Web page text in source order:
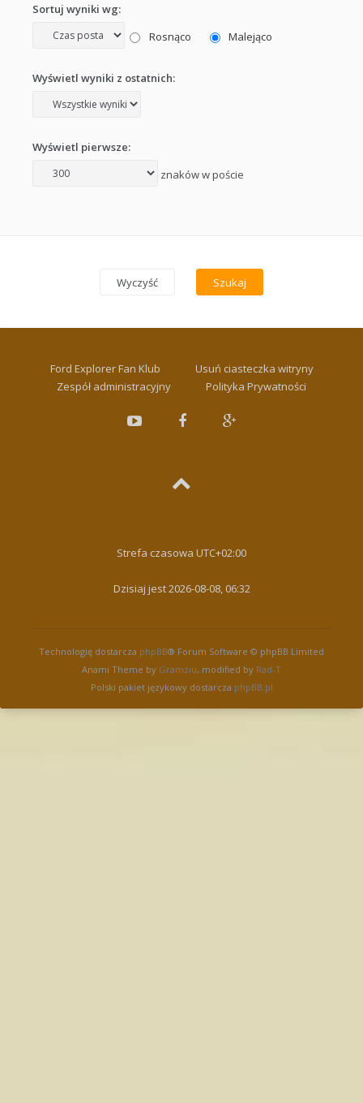
Sortuj wyniki wg:
Rosnąco
Malejąco
Wyświetl wyniki z ostatnich:
Wyświetl pierwsze:
znaków w poście
Ford Explorer Fan Klub
Usuń ciasteczka witryny
Zespół administracyjny
Polityka Prywatności
Strefa czasowa UTC+02:00
Dzisiaj jest 2026-08-08, 06:32
Technologię dostarcza phpBB® Forum Software © phpBB Limited
Anami Theme by Gramziu, modified by Rad-T
Polski pakiet językowy dostarcza phpBB.pl